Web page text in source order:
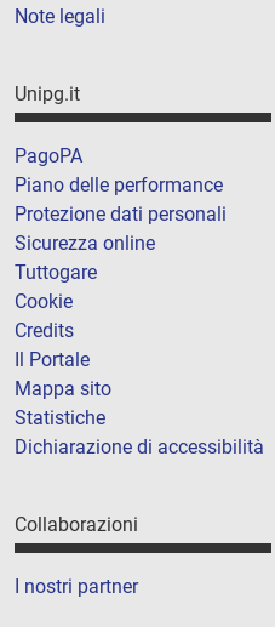
Note legali
Unipg.it
PagoPA
Piano delle performance
Protezione dati personali
Sicurezza online
Tuttogare
Cookie
Credits
Il Portale
Mappa sito
Statistiche
Dichiarazione di accessibilità
Collaborazioni
I nostri partner